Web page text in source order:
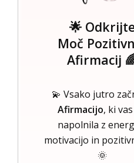
🌟
Moč
Afirmacij
💫 Vsako jutro
Afirmacijo, ki
napolnila z
motivacijo in
🌞